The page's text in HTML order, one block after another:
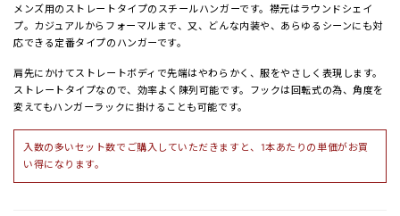
メンズ用のストレートタイプのスチールハンガーです。襟元はラウンドシェイ
プ。カジュアルからフォーマルまで、又、どんな内装や、あらゆるシーンにも対
応できる定番タイプのハンガーです。
肩先にかけてストレートボディで先端はやわらかく、服をやさしく表現します。
ストレートタイプなので、効率よく陳列可能です。フックは回転式の為、角度を
変えてもハンガーラックに掛けることも可能です。
入数の多いセット数でご購入していただきますと、1本あたりの単価がお買
い得になります。